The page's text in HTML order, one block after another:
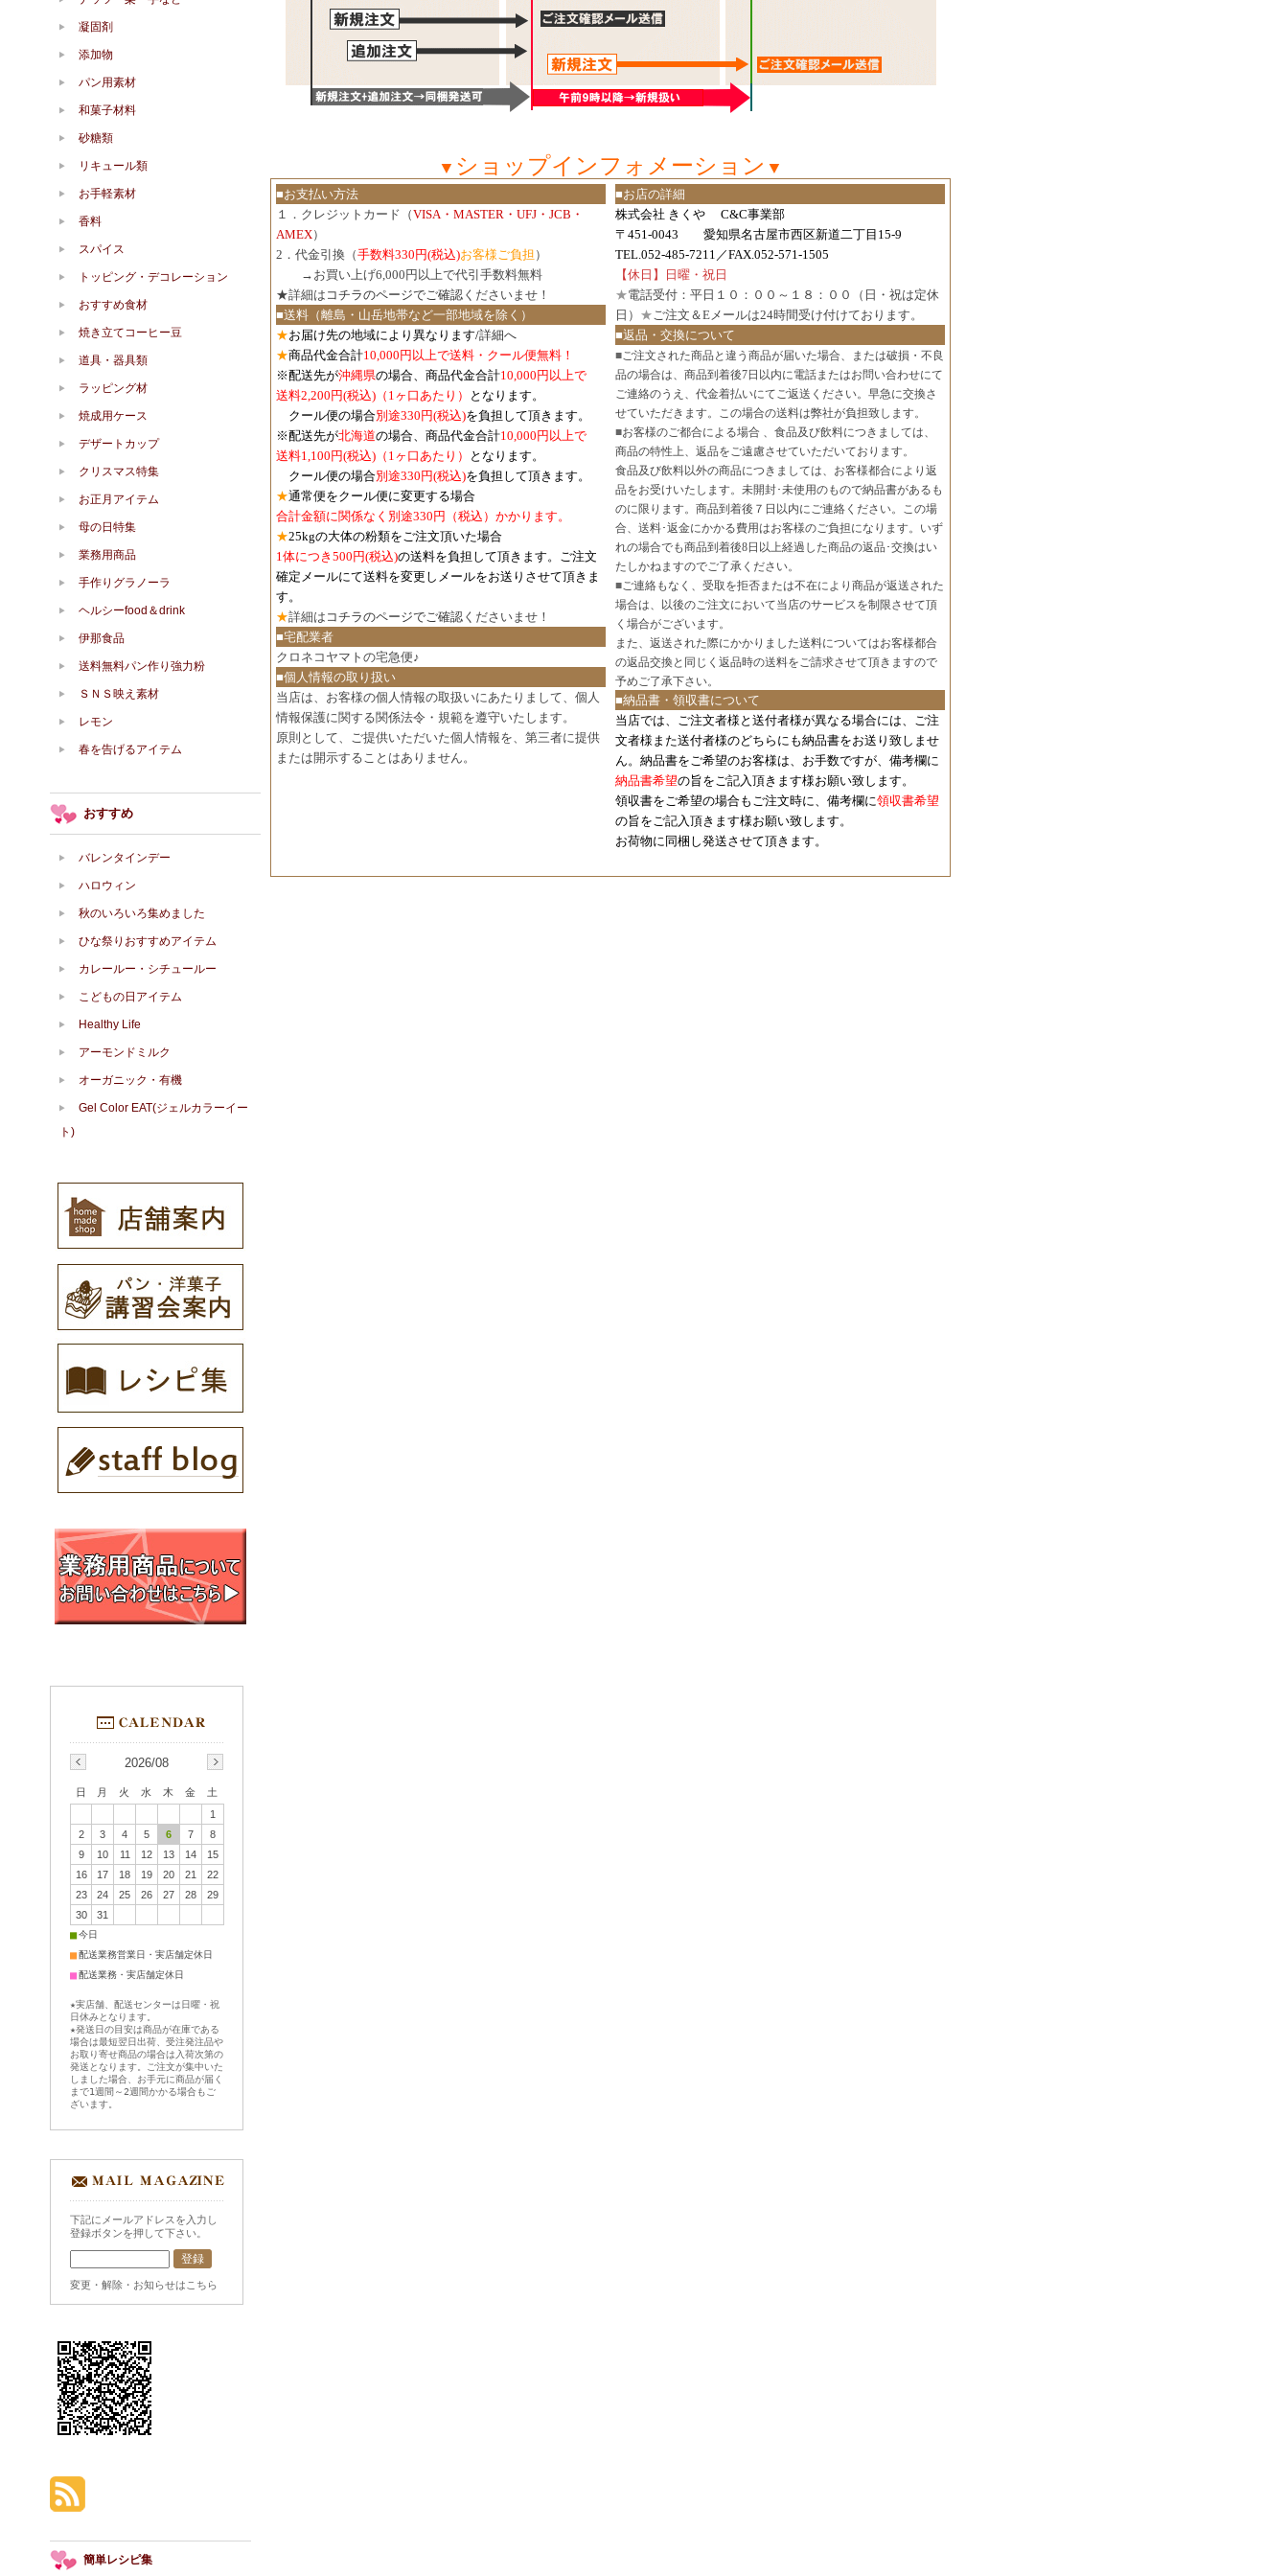
▼ ショップインフォメーション ▼
■お支払い方法
１．クレジットカード（VISA・MASTER・UFJ・JCB・
AMEX）
2．代金引換（手数料330円(税込)お客様ご負担 ）
→お買い上げ6,000円以上で代引手数料無料
★詳細は コチラのページでご確認 くださいませ！
■送料（離島・山岳地帯など一部地域を除く）
★お届け先の地域により異なります/詳細へ
★商品代金合計10,000円以上で送料・クール便無料！
※配送先が沖縄県の場合、商品代金合計10,000円以上で
送料2,200円(税込)（1ヶ口あたり）
となります。
クール便の場合別途330円(税込)を負担して頂きます。
※配送先が北海道の場合、商品代金合計10,000円以上で
送料1,100円(税込) （1ヶ口あたり）
となります。
クール便の場合別途330円(税込)を負担して頂きます。
★通常便をクール便に変更する場合
合計金額に関係なく別途330円（税込）かかります。
★25kgの大体の粉類をご注文頂いた場合
1体につき500円(税込)の送料を負担して頂きます。ご注文
確定メールにて送料を変更しメールをお送りさせて頂きま
す。
★詳細は コチラのページでご確認 くださいませ！
■宅配業者
クロネコヤマトの宅急便♪
■個人情報の取り扱い
当店は、お客様の個人情報の取扱いにあたりまして、個人
情報保護に関する関係法令・規範を遵守いたします。
原則として、ご提供いただいた個人情報を、第三者に提供
または開示することはありません。
■お店の詳細
株式会社 きくや C&C事業部
〒451-0043 愛知県名古屋市西区新道二丁目15-9
TEL.052-485-7211／FAX.052-571-1505
【休日】日曜・祝日
★電話受付：平日１０：００～１８：００（日・祝は定休
日） ★ご注文＆Eメールは24時間受け付けております。
■返品・交換について
■ご注文された商品と違う商品が届いた場合、または破損・不良
品の場合は、商品到着後7日以内に電話またはお問い合わせにて
ご連絡のうえ、代金着払いにてご返送ください。早急に交換さ
せていただきます。この場合の送料は弊社が負担致します。
■お客様のご都合による場合 、食品及び飲料につきましては、
商品の特性上、返品をご遠慮させていただいております。
食品及び飲料以外の商品につきましては、お客様都合により返
品をお受けいたします。未開封･未使用のもので納品書があるも
のに限ります。商品到着後７日以内にご連絡ください。この場
合、送料･返金にかかる費用はお客様のご負担になります。いず
れの場合でも商品到着後8日以上経過した商品の返品･交換はい
たしかねますのでご了承ください。
■ご連絡もなく、受取を拒否または不在により商品が返送された
場合は、以後のご注文において当店のサービスを制限させて頂
く場合がございます。
また、返送された際にかかりました送料についてはお客様都合
の返品交換と同じく返品時の送料をご請求させて頂きますので
予めご了承下さい。
■納品書・領収書について
当店では、ご注文者様と送付者様が異なる場合には、 ご注
文者様また送付者様のどちらにも納品書をお送り致しませ
ん。納品書をご希望のお客様は、お手数ですが、備考欄に
納品書希望の旨をご記入頂きます様お願い致します。
領収書をご希望の場合もご注文時に、備考欄に領収書希望
の旨をご記入頂きます様お願い致します。
お荷物に同梱し発送させて頂きます。
凝固剤
添加物
パン用素材
和菓子材料
砂糖類
リキュール類
お手軽素材
香料
スパイス
トッピング・デコレーション
おすすめ食材
焼き立てコーヒー豆
道具・器具類
ラッピング材
焼成用ケース
デザートカップ
クリスマス特集
お正月アイテム
母の日特集
業務用商品
手作りグラノーラ
ヘルシーfood＆drink
伊那食品
送料無料パン作り強力粉
ＳＮＳ映え素材
レモン
春を告げるアイテム
おすすめ
バレンタインデー
ハロウィン
秋のいろいろ集めました
ひな祭りおすすめアイテム
カレールー・シチュールー
こどもの日アイテム
Healthy Life
アーモンドミルク
オーガニック・有機
Gel Color EAT(ジェルカラーイー
ト)
2026/08
日 月 火 水 木 金
土
1
2
3 4 5 6 7
8
9
10 11 12 13 14
15
16
17 18 19 20 21
22
23
24 25 26 27 28
29
30
31
■今日
■配送業務営業日・実店舗定休日
■配送業務・実店舗定休日
★実店舗、配送センターは日曜・祝
日休みとなります。
★発送日の目安は商品が在庫である
場合は最短翌日出荷、受注発注品や
お取り寄せ商品の場合は入荷次第の
発送となります。ご注文が集中いた
しました場合、お手元に商品が届く
まで1週間～2週間かかる場合もご
ざいます。
下記にメールアドレスを入力し
登録ボタンを押して下さい。
変更・解除・お知らせはこちら
簡単レシピ集